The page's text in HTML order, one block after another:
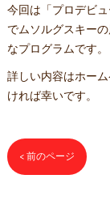
今回は「プロデビ
でムソルグスキー
なプログラムです。
詳しい内容はホー
ければ幸いです。
< 前のページ